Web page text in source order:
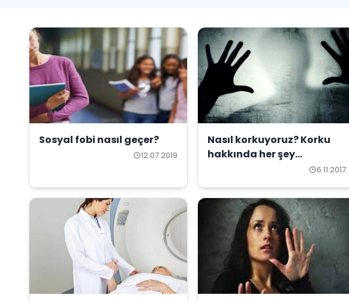
Sosyal fobi nasıl geçer?
12.07.2019
Nasıl korkuyoruz? Korku
hakkında her şey…
6.11.2017